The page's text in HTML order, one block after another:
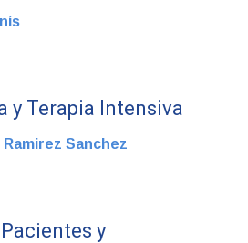
y Terapia Intensiva
Ramirez Sanchez
y